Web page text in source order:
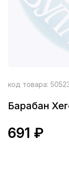
код товара:
Барабан
691 ₽